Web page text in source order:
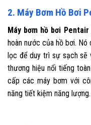
2. Máy Bơm Hồ Bơi
Máy bơm hồ bơi Pentair
hoàn nước của hồ bơi.
lọc để duy trì sự sạch sẽ
thương hiệu nổi tiếng
cấp các máy bơm với
năng tiết kiệm năng lượng.